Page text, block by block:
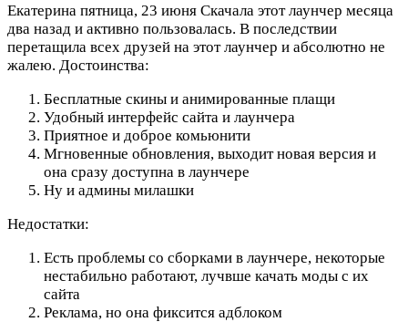
Екатерина пятница, 23 июня Скачала этот лаунчер месяца
два назад и активно пользовалась. В последствии
перетащила всех друзей на этот лаунчер и абсолютно не
жалею. Достоинства:
Бесплатные скины и анимированные плащи
Удобный интерфейс сайта и лаунчера
Приятное и доброе комьюнити
Мгновенные обновления, выходит новая версия и
она сразу доступна в лаунчере
Ну и админы милашки
Недостатки:
Есть проблемы со сборками в лаунчере, некоторые
нестабильно работают, лучвше качать моды с их
сайта
Реклама, но она фиксится адблоком